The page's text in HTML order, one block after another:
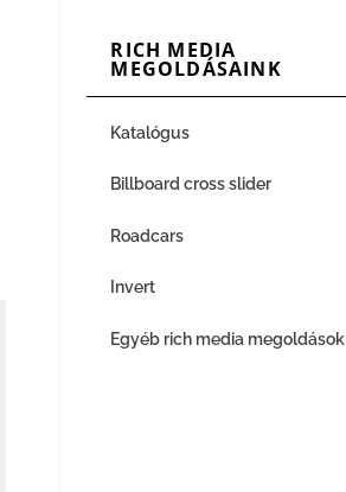
RICH MEDIA
MEGOLDÁSAINK
Katalógus
Billboard cross slider
Roadcars
Invert
Egyéb rich media megoldások